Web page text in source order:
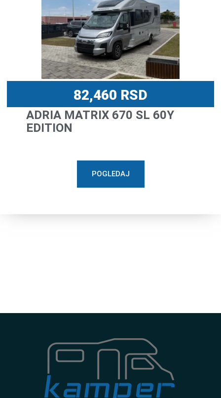
82,460 RSD
ADRIA MATRIX 670 SL 60Y
EDITION
POGLEDAJ